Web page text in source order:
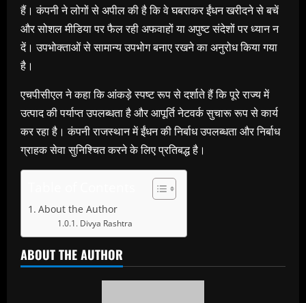
हैं। कंपनी ने लोगों से अपील की है कि वे घबराकर ईंधन खरीदने से बचें
और सोशल मीडिया पर फैल रही अफवाहों या अपुष्ट संदेशों पर ध्यान न
दें। उपभोक्ताओं से सामान्य उपभोग बनाए रखने का अनुरोध किया गया
है।
एचपीसीएल ने कहा कि आंकड़े स्पष्ट रूप से दर्शाते हैं कि पूरे राज्य में
उत्पाद की पर्याप्त उपलब्धता है और आपूर्ति नेटवर्क सुचारू रूप से कार्य
कर रहा है। कंपनी राजस्थान में ईंधन की निर्बाध उपलब्धता और निर्बाध
ग्राहक सेवा सुनिश्चित करने के लिए प्रतिबद्ध है।
About the Author
Divya Rashtra
ABOUT THE AUTHOR